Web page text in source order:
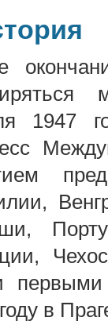
1947
в